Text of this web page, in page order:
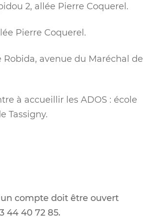
2, allée Pierre Coquerel.
Pierre Coquerel.
avenue du Maréchal de
à accueillir les ADOS : école
Tassigny.
un compte doit être ouvert
44 40 72 85.